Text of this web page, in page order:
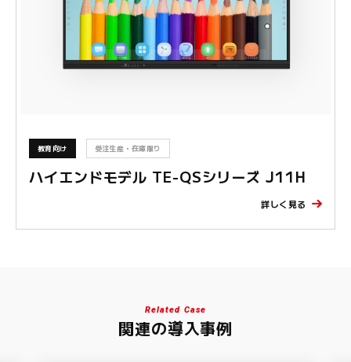
教育向け 受注生産・在庫限り
ハイエンドモデル TE-QSシリーズ J11H
詳しく見る
Related Case
関連の導入事例